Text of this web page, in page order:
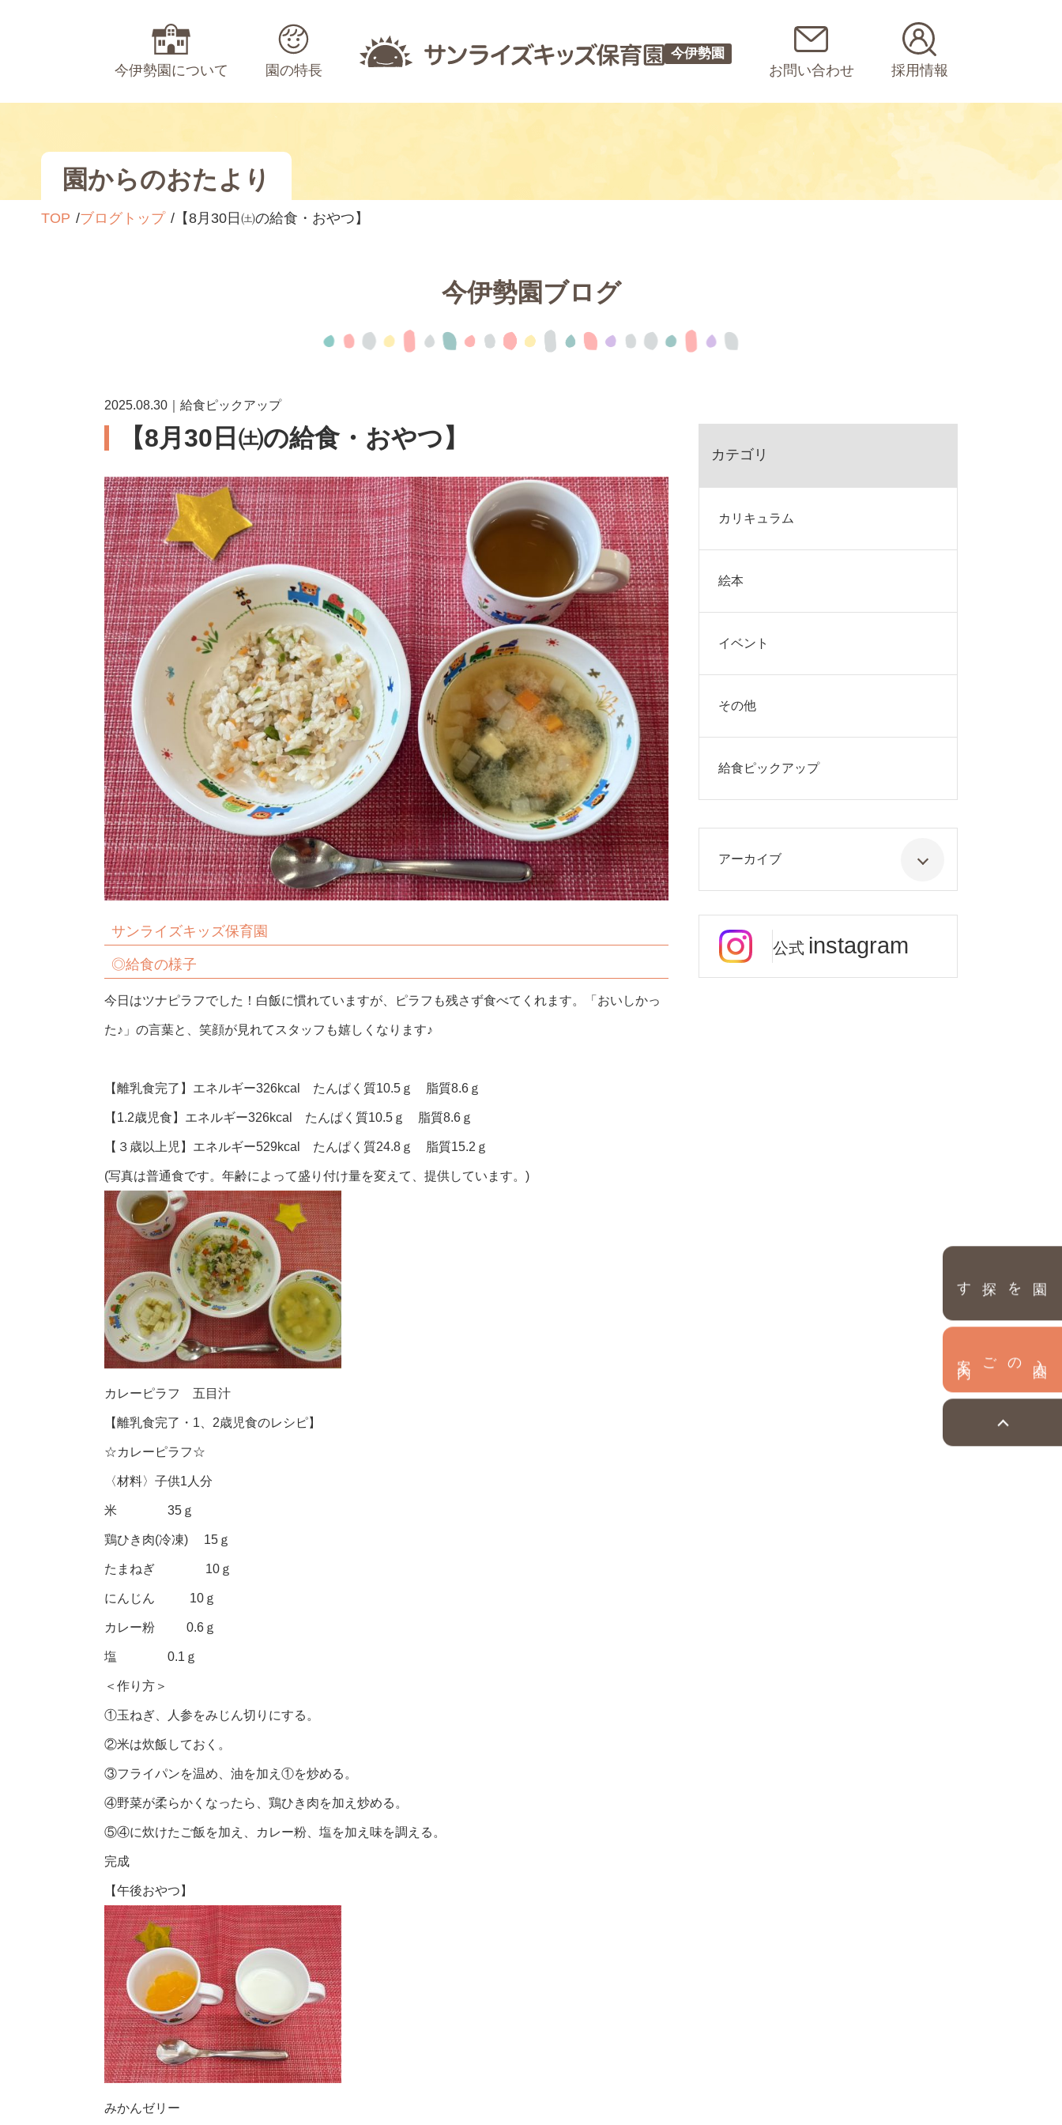
今伊勢園について 園の特長
今伊勢園
お問い合わせ 採用情報
園を探す
園からのおたより
TOP ブログトップ 【8月30日㈯の給食・おやつ】
今伊勢園ブログ
2025.08.30｜給食ピックアップ
【8月30日㈯の給食・おやつ】
サンライズキッズ保育園
◎給食の様子
今日はツナピラフでした！白飯に慣れていますが、ピラフも残さず食べてくれます。「おいしかっ
た♪」の言葉と、笑顔が見れてスタッフも嬉しくなります♪
【離乳食完了】エネルギー326kcal たんぱく質10.5ｇ 脂質8.6ｇ
【1.2歳児食】エネルギー326kcal たんぱく質10.5ｇ 脂質8.6ｇ
【３歳以上児】エネルギー529kcal たんぱく質24.8ｇ 脂質15.2ｇ
(写真は普通食です。年齢によって盛り付け量を変えて、提供しています。)
カレーピラフ 五目汁
【離乳食完了・1、2歳児食のレシピ】
☆カレーピラフ☆
〈材料〉子供1人分
米 35ｇ
鶏ひき肉(冷凍) 15ｇ
たまねぎ 10ｇ
にんじん 10ｇ
カレー粉 0.6ｇ
塩 0.1ｇ
＜作り方＞
①玉ねぎ、人参をみじん切りにする。
②米は炊飯しておく。
③フライパンを温め、油を加え①を炒める。
④野菜が柔らかくなったら、鶏ひき肉を加え炒める。
⑤④に炊けたご飯を加え、カレー粉、塩を加え味を調える。
完成
【午後おやつ】
みかんゼリー
カテゴリ
カリキュラム
絵本
イベント
その他
給食ピックアップ
アーカイブ
公式 instagram